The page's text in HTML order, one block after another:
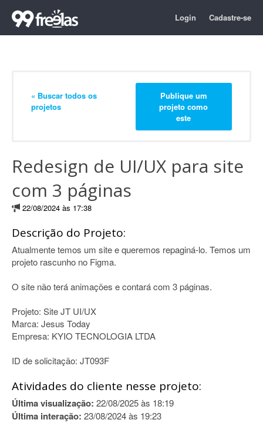
Login Cadastre-se
« Buscar todos os
projetos
Publique um
projeto como
este
Redesign de UI/UX para site
com 3 páginas
22/08/2024 às 17:38
Descrição do Projeto:
Atualmente temos um site e queremos repaginá-lo. Temos um
projeto rascunho no Figma.
O site não terá animações e contará com 3 páginas.
Projeto: Site JT UI/UX
Marca: Jesus Today
Empresa: KYIO TECNOLOGIA LTDA
ID de solicitação: JT093F
Atividades do cliente nesse projeto:
Última visualização: 22/08/2025 às 18:19
Última interação: 23/08/2024 às 19:23